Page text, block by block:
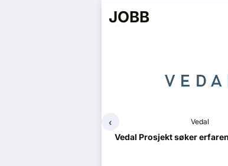
JOBB
Vedal
Vedal Prosjekt søker
‹